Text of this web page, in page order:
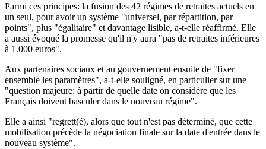
Parmi ces principes: la fusion des 42 régimes de retraites actuels en
un seul, pour avoir un système "universel, par répartition, par
points", plus "égalitaire" et davantage lisible, a-t-elle réaffirmé. Elle
a aussi évoqué la promesse qu'il n'y aura "pas de retraites inférieures
à 1.000 euros".
Aux partenaires sociaux et au gouvernement ensuite de "fixer
ensemble les paramètres", a-t-elle souligné, en particulier sur une
"question majeure: à partir de quelle date on considère que les
Français doivent basculer dans le nouveau régime".
Elle a ainsi "regrett(é), alors que tout n'est pas déterminé, que cette
mobilisation précède la négociation finale sur la date d'entrée dans le
nouveau système".